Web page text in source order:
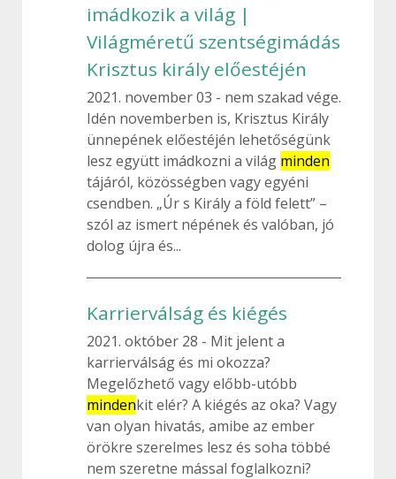
imádkozik a világ |
Világméretű szentségimádás
Krisztus király előestéjén
2021. november 03
nem szakad vége.
Idén novemberben is, Krisztus Király
ünnepének előestéjén lehetőségünk
lesz együtt imádkozni a világ minden
tájáról, közösségben vagy egyéni
csendben. „Úr s Király a föld felett” –
szól az ismert népének és valóban, jó
dolog újra és...
Karrierválság és kiégés
2021. október 28
Mit jelent a
karrierválság és mi okozza?
Megelőzhető vagy előbb-utóbb
mindenkit elér? A kiégés az oka? Vagy
van olyan hivatás, amibe az ember
örökre szerelmes lesz és soha többé
nem szeretne mással foglalkozni?